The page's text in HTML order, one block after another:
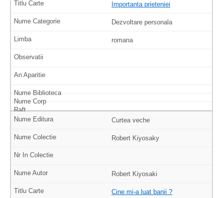
Importanta prieteniei
Dezvoltare personala
romana
Curtea veche
Robert Kiyosaky
Robert Kiyosaki
Cine mi-a luat banii ?